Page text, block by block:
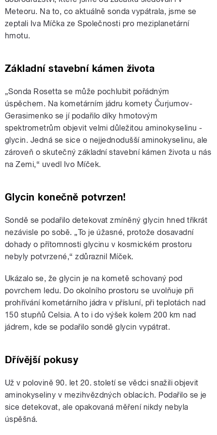
Meteoru. Na to, co aktuálně sonda vypátrala, jsme se
zeptali Iva Míčka ze Společnosti pro meziplanetární
hmotu.
Základní stavební kámen života
„Sonda Rosetta se může pochlubit pořádným
úspěchem. Na kometárním jádru komety Čurjumov-
Gerasimenko se jí podařilo díky hmotovým
spektrometrům objevit velmi důležitou aminokyselinu -
glycin. Jedná se sice o nejjednodušší aminokyselinu, ale
zároveň o skutečný základní stavební kámen života u nás
na Zemi,“ uvedl Ivo Míček.
Glycin konečně potvrzen!
Sondě se podařilo detekovat zmíněný glycin hned třikrát
nezávisle po sobě. „To je úžasné, protože dosavadní
dohady o přítomnosti glycinu v kosmickém prostoru
nebyly potvrzené,“ zdůraznil Míček.
Ukázalo se, že glycin je na kometě schovaný pod
povrchem ledu. Do okolního prostoru se uvolňuje při
prohřívání kometárního jádra v přísluní, při teplotách nad
150 stupňů Celsia. A to i do výšek kolem 200 km nad
jádrem, kde se podařilo sondě glycin vypátrat.
Dřívější pokusy
Už v polovině 90. let 20. století se vědci snažili objevit
aminokyseliny v mezihvězdných oblacích. Podařilo se je
sice detekovat, ale opakovaná měření nikdy nebyla
úspěšná.